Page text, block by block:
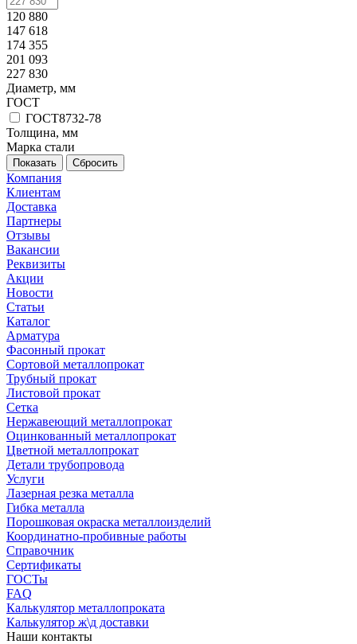
120 880
147 618
174 355
201 093
227 830
Диаметр, мм
ГОСТ
ГОСТ8732-78
Толщина, мм
Марка стали
Сбросить
Компания
Клиентам
Доставка
Партнеры
Отзывы
Вакансии
Реквизиты
Акции
Новости
Статьи
Каталог
Арматура
Фасонный прокат
Сортовой металлопрокат
Трубный прокат
Листовой прокат
Сетка
Нержавеющий металлопрокат
Оцинкованный металлопрокат
Цветной металлопрокат
Детали трубопровода
Услуги
Лазерная резка металла
Гибка металла
Порошковая окраска металлоизделий
Координатно-пробивные работы
Справочник
Сертификаты
ГОСТы
FAQ
Калькулятор металлопроката
Калькулятор ж\д доставки
Наши контакты